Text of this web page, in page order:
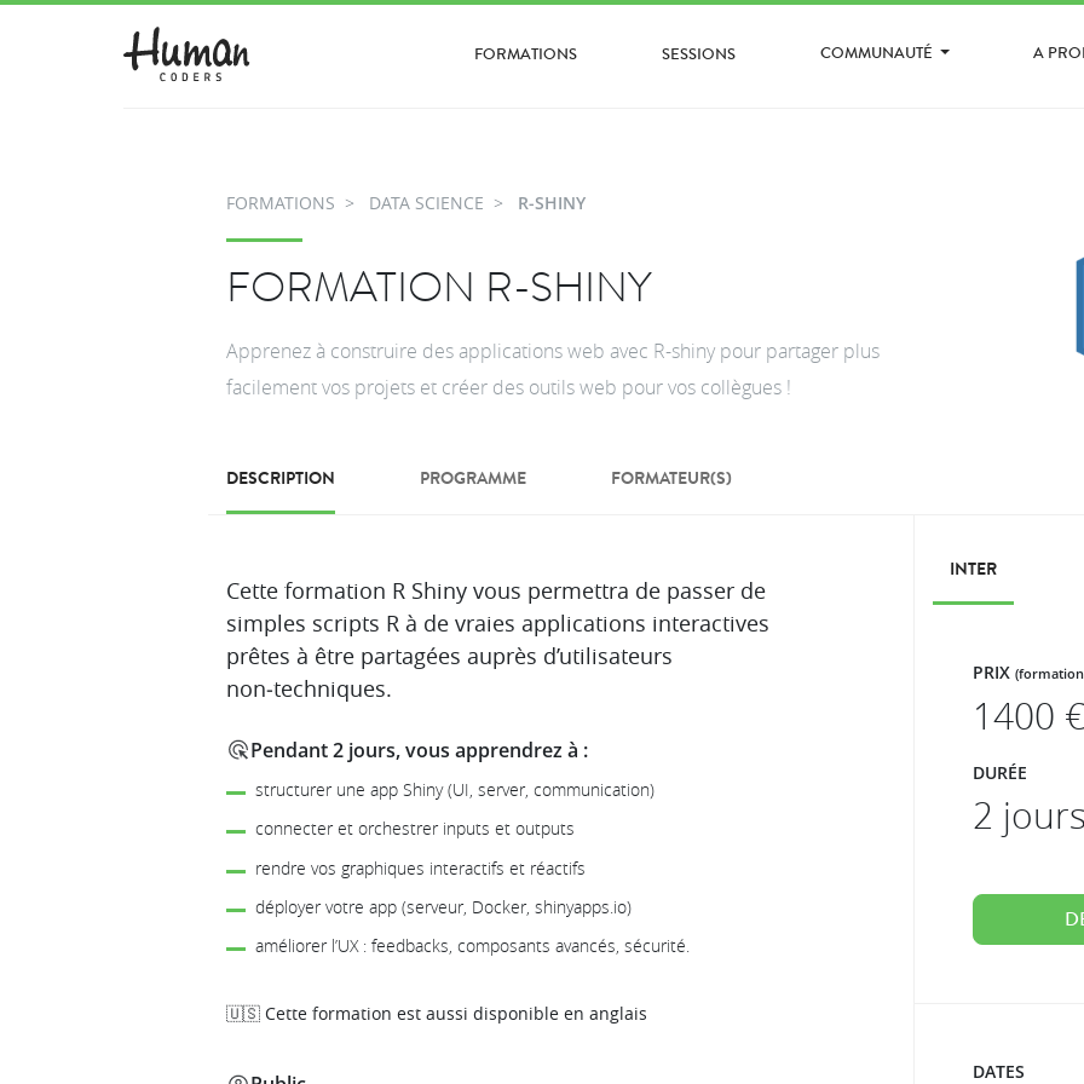
FORMATIONS SESSIONS COMMUNAUTÉ A
FORMATIONS DATA SCIENCE R-SHINY
FORMATION R-SHINY
Apprenez à construire des applications web avec R-shiny pour partager plus
facilement vos projets et créer des outils web pour vos collègues !
DESCRIPTION PROGRAMME FORMATEUR(S)
Description
Cette formation R Shiny vous permettra de passer de
simples scripts R à de vraies applications interactives
prêtes à être partagées auprès d’utilisateurs
non‑techniques.
Pendant 2 jours, vous apprendrez à :
structurer une app Shiny (UI, server, communication)
connecter et orchestrer inputs et outputs
rendre vos graphiques interactifs et réactifs
déployer votre app (serveur, Docker, shinyapps.io)
améliorer l’UX : feedbacks, composants avancés, sécurité.
🇺🇸 Cette formation est aussi disponible en anglais
INTER
PRIX
1400
DURÉE
2
DATES